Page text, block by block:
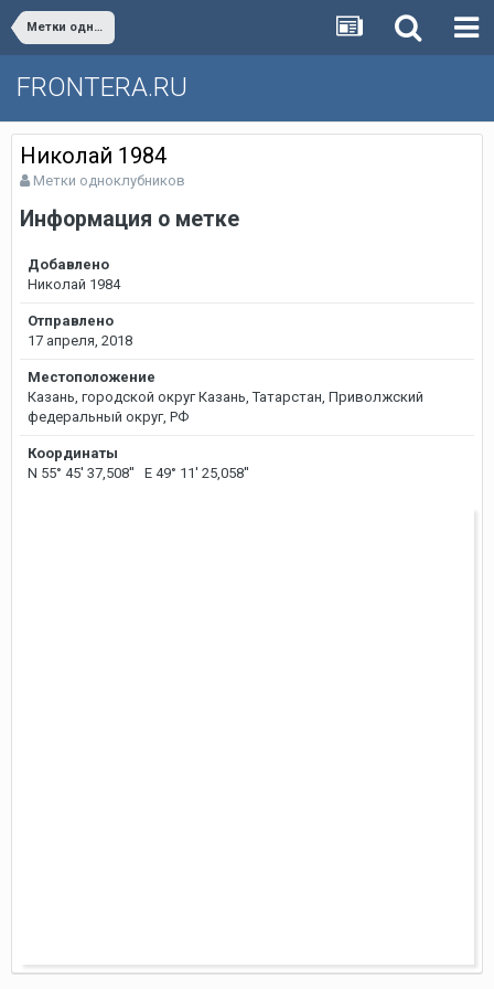
Метки одноклубников
FRONTERA.RU
Николай 1984
Метки одноклубников
Информация о метке
Добавлено
Николай 1984
Отправлено
17 апреля, 2018
Местоположение
Казань, городской округ Казань, Татарстан, Приволжский
федеральный округ, РФ
Координаты
N 55° 45' 37,508'' E 49° 11' 25,058''